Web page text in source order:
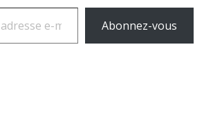
Abonnez-vous